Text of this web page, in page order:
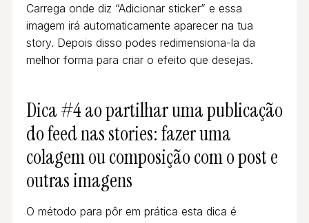
Carrega onde diz “Adicionar sticker” e essa
imagem irá automaticamente aparecer na tua
story. Depois disso podes redimensiona-la da
melhor forma para criar o efeito que desejas.
Dica #4 ao partilhar uma publicação
do feed nas stories: fazer uma
colagem ou composição com o post e
outras imagens
O método para pôr em prática esta dica é